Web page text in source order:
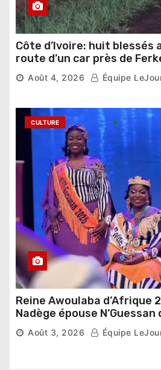
Côte d’Ivoire: huit blessés
route d’un car près de
Août 4, 2026 Équipe
CULTURE
Reine Awoulaba d’Afrique
Nadège épouse
couronne
Août 3, 2026 Équipe